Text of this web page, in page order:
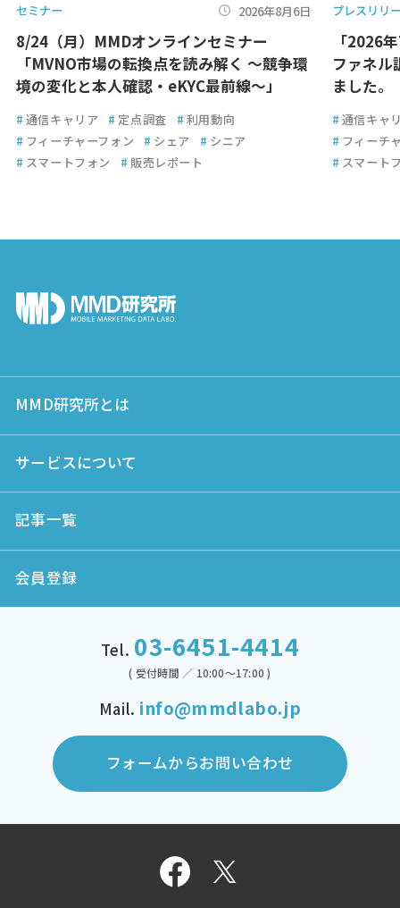
セミナー 2026年8月6日
8/24（月）MMDオンラインセミナー
「MVNO市場の転換点を読み解く ～競争環
境の変化と本人確認・eKYC最前線～」
# 通信キャリア # 定点調査 # 利用動向
# フィーチャーフォン # シェア # シニア
# スマートフォン # 販売レポート
プレスリリ
「2026
ファネル
ました。
# 通信キャ
# フィーチ
# スマート
MMD研究所とは
サービスについて
記事一覧
会員登録
Tel. 03-6451-4414
( 受付時間 ／ 10:00～17:00 )
Mail. info@mmdlabo.jp
フォームからお問い合わせ